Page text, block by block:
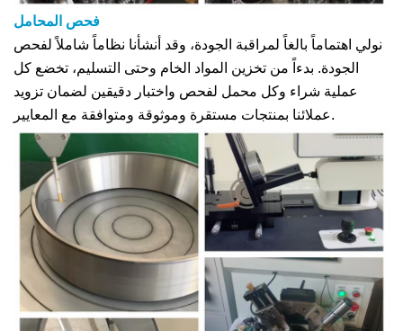
فحص المحامل
نولي اهتماماً بالغاً لمراقبة الجودة، وقد أنشأنا نظاماً شاملاً لفحص
الجودة. بدءاً من تخزين المواد الخام وحتى التسليم، تخضع كل
عملية شراء وكل محمل لفحص واختبار دقيقين لضمان تزويد
عملائنا بمنتجات مستقرة وموثوقة ومتوافقة مع المعايير.